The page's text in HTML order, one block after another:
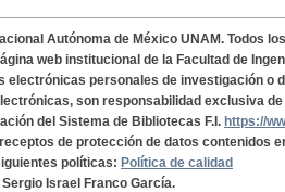
Autónoma de México UNAM. Todos
web institucional de la Facultad de
electrónicas personales de investigación o
son responsabilidad exclusiva
del Sistema de Bibliotecas F.I. https://
de protección de datos contenidos
políticas: Política de calidad
Israel Franco García.